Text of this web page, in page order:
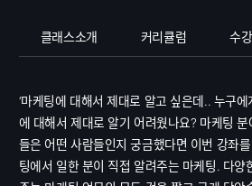
클래스소개 커리큘럼 수
‘마케팅에 대해서 제대로 알고 싶은데.. 누구에
에 대해서 제대로 알기 어려웠나요? 마케팅
들은 어떤 사람들인지 궁금했다면 이번 강좌
팅에서 일한 분이 직접 알려주는 마케팅. 다양